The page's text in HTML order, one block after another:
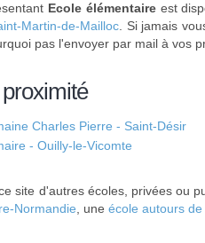
Ecole élémentaireest
Martin-de-Mailloc. Si jamais
pas l'envoyer par mail à vos
Charles Pierre - Saint-Désir
- Ouilly-le-Vicomte
site d'autres écoles, privées ou
Normandie , une école autours de